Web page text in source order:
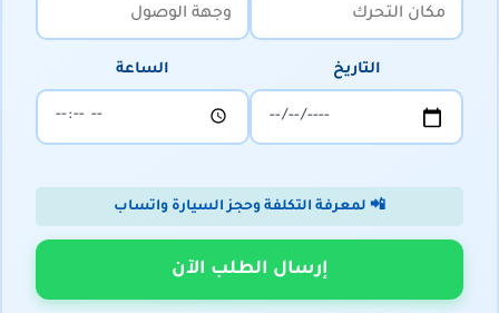
التاريخ الساعة
📲 لمعرفة التكلفة وحجز السيارة واتساب
إرسال الطلب الآن